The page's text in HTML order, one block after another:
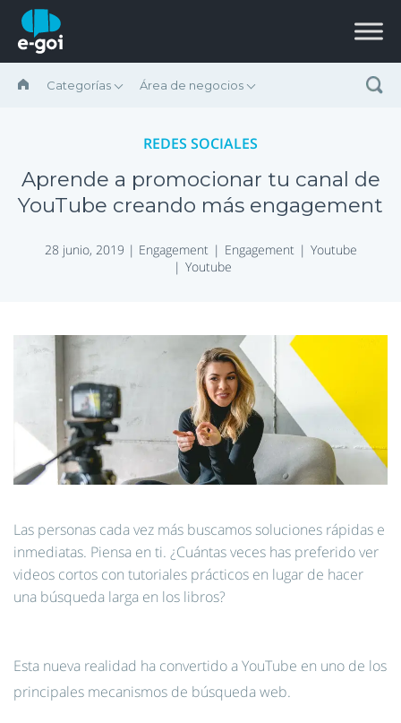
Saltar al contenido
Categorías Área de negocios
REDES SOCIALES
Aprende a promocionar tu canal de
YouTube creando más engagement
28 junio, 2019 | Engagement Engagement
Youtube
Youtube
Las personas cada vez más buscamos soluciones rápidas e
inmediatas. Piensa en ti. ¿Cuántas veces has preferido ver
videos cortos con tutoriales prácticos en lugar de hacer
una búsqueda larga en los libros?
Esta nueva realidad ha convertido a YouTube en uno de los
principales mecanismos de búsqueda web.